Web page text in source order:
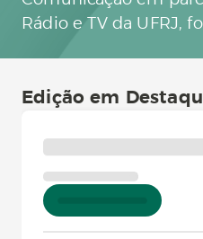
Rádio e TV da UFRJ,
livre mediante
Edição em